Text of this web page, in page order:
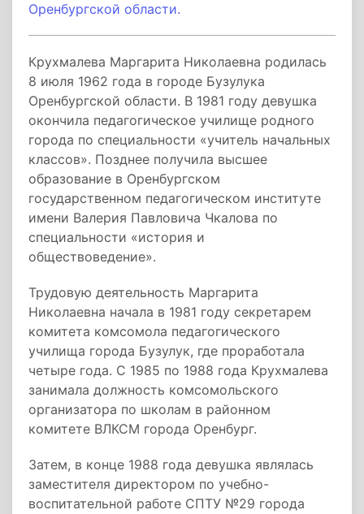
Оренбургской области.
Крухмалева Маргарита Николаевна родилась
8 июля 1962 года в городе Бузулука
Оренбургской области. В 1981 году девушка
окончила педагогическое училище родного
города по специальности «учитель начальных
классов». Позднее получила высшее
образование в Оренбургском
государственном педагогическом институте
имени Валерия Павловича Чкалова по
специальности «история и
обществоведение».
Трудовую деятельность Маргарита
Николаевна начала в 1981 году секретарем
комитета комсомола педагогического
училища города Бузулук, где проработала
четыре года. С 1985 по 1988 года Крухмалева
занимала должность комсомольского
организатора по школам в районном
комитете ВЛКСМ города Оренбург.
Затем, в конце 1988 года девушка являлась
заместителя директором по учебно-
воспитательной работе СПТУ №29 города